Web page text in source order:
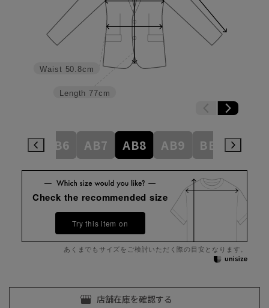
Length 77cm
Waist 50.8cm
AB6 AB7 AB8 AB9 BE3
Check the recommended size
Try this item on
あくまでもサイズをご検討いただく際の目安となります。